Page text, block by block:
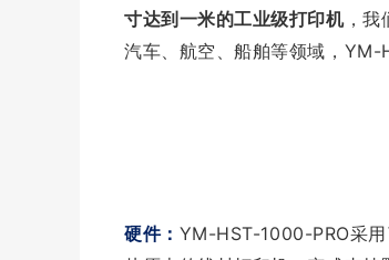
寸达到一米的工业级打印机，我
汽车、航空、船舶等领域，YM-
硬件： YM-HST-1000-PRO采